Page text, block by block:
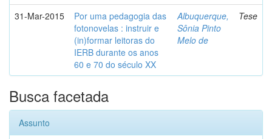
31-Mar-2015
Por uma pedagogia das
fotonovelas : instruir e
(in)formar leitoras do
IERB durante os anos
60 e 70 do século XX
Albuquerque,
Sônia Pinto
Melo de
Tese
Busca facetada
Assunto